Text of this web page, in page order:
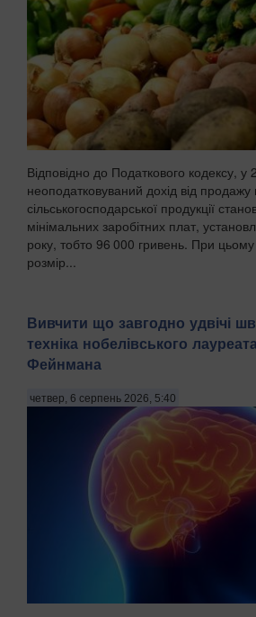
Відповідно до Податкового кодексу, у
неоподатковуваний дохід від продажу
сільськогосподарської продукції
мінімальних заробітних плат,
року, тобто 96 000 гривень. При
розмір...
Вивчити що завгодно удвічі
техніка нобелівського
Фейнмана
четвер, 6 серпень 2026, 5:40